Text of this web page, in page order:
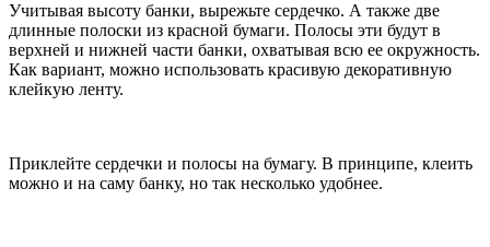
Учитывая высоту банки, вырежьте сердечко. А также две
длинные полоски из красной бумаги. Полосы эти будут в
верхней и нижней части банки, охватывая всю ее окружность.
Как вариант, можно использовать красивую декоративную
клейкую ленту.
Приклейте сердечки и полосы на бумагу. В принципе, клеить
можно и на саму банку, но так несколько удобнее.